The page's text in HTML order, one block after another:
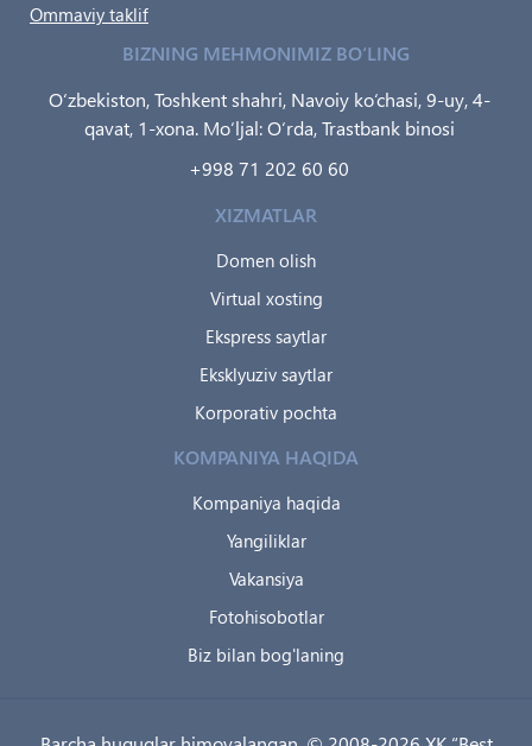
Ommaviy taklif
BIZNING MEHMONIMIZ BO‘LING
O‘zbekiston, Toshkent shahri, Navoiy ko‘chasi, 9-uy, 4-
qavat, 1-xona. Mo‘ljal: O‘rda, Trastbank binosi
+998 71 202 60 60
XIZMATLAR
Domen olish
Virtual xosting
Ekspress saytlar
Eksklyuziv saytlar
Korporativ pochta
KOMPANIYA HAQIDA
Kompaniya haqida
Yangiliklar
Vakansiya
Fotohisobotlar
Biz bilan bog'laning